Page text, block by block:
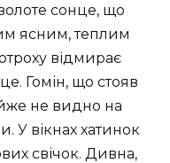
сонце, що
ясним, теплим
відмирає
Гомін, що стояв
не видно на
У вікнах хатинок
свічок. Дивна,